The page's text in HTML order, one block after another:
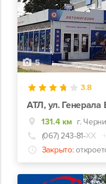
5
3.8
АТЛ, ул. Генерала
131.4 км г.
(067) 243-81-ХХ
Закрыто: